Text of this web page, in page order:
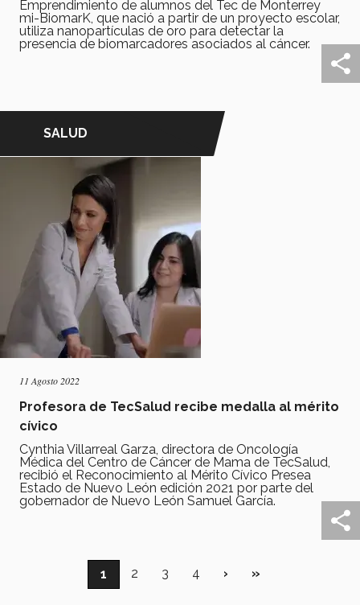
Emprendimiento de alumnos del Tec de Monterrey
mi-BiomarK, que nació a partir de un proyecto escolar,
utiliza nanopartículas de oro para detectar la
presencia de biomarcadores asociados al cáncer.
SALUD
11 Agosto 2022
Profesora de TecSalud recibe medalla al mérito
cívico
Cynthia Villarreal Garza, directora de Oncología
Médica del Centro de Cáncer de Mama de TecSalud,
recibió el Reconocimiento al Mérito Cívico Presea
Estado de Nuevo León edición 2021 por parte del
gobernador de Nuevo León Samuel García.
PaginaciónPágina
actual
1 Página
2 Página
3 Página
4
Siguiente
›
Última
»